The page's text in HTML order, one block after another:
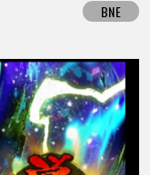
BNE